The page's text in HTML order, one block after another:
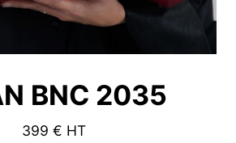
BNC 2035
399 € HT